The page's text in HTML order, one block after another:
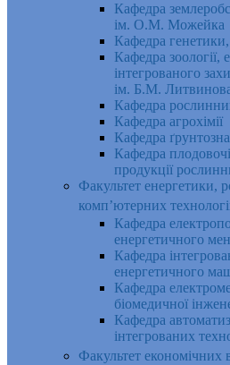
Кафедра
ім. О.М. Можейка
Кафедра генетики,
Кафедра зоології,
інтегрованого
ім. Б.М.
Кафедра
Кафедра агрохімії
Кафедра
Кафедра
продукції
Факультет енергетики,
комп’ютерних
Кафедра
енергетичного
Кафедра
енергетичного
Кафедра
біомедичної
Кафедра
інтегрованих
Факультет економічних